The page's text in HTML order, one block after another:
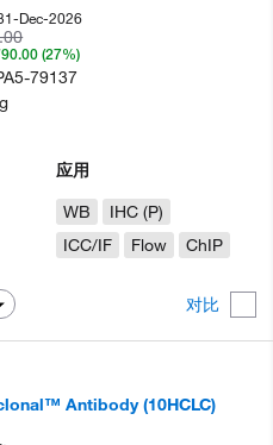
对比
应用
WB
IHC (P)
ICC/IF
Flow ChIP
Dec-2026
(27%)
79137
Antibody (10HCLC)